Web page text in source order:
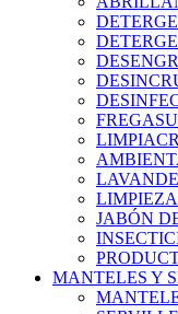
JABÓN
MANTELES Y